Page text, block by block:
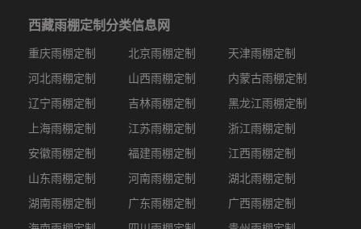
西藏雨棚定制分类信息网
重庆雨棚定制 北京雨棚定制
天津雨棚定制
河北雨棚定制
山西雨棚定制
内蒙古雨棚定制
辽宁雨棚定制
吉林雨棚定制
黑龙江雨棚定制
上海雨棚定制
江苏雨棚定制
浙江雨棚定制
安徽雨棚定制
福建雨棚定制
江西雨棚定制
山东雨棚定制
河南雨棚定制
湖北雨棚定制
湖南雨棚定制
广东雨棚定制
广西雨棚定制